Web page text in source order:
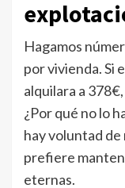
Hagamos
por vivienda. Si
alquilara a
¿Por qué no lo
hay voluntad de
prefiere
eternas.